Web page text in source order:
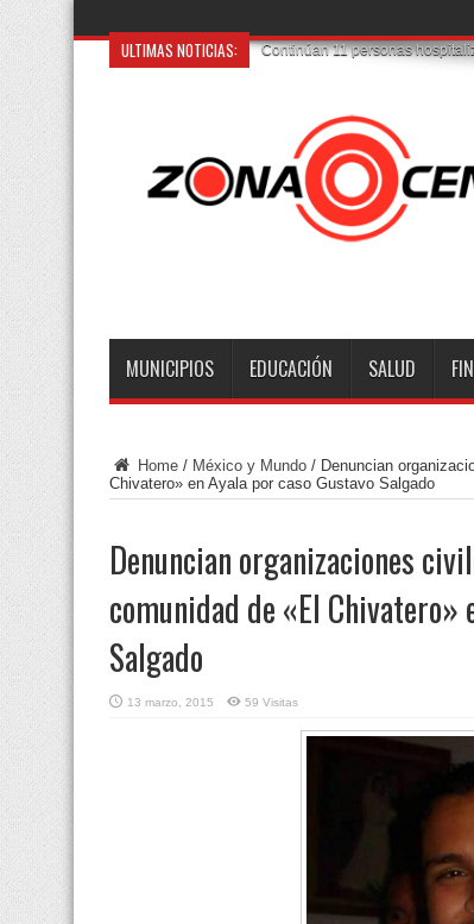
MUNICIPIOS EDUCACIÓN SALUD
Home / México y Mundo / Denuncian
Chivatero» en Ayala por caso Gustavo Salgado
Denuncian organizaciones
comunidad de «El Chivatero»
Salgado
13 marzo, 2015 59 Visitas